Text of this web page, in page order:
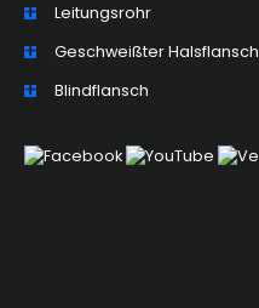
Leitungsrohr
Geschweißter Halsflansch
Blindflansch